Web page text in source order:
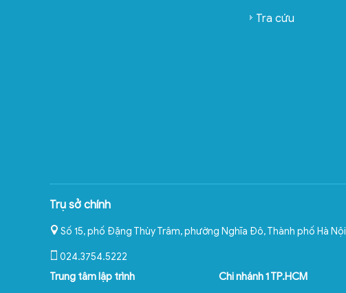
Tra cứu
Trụ sở chính
Số 15, phố Đặng Thùy Trâm, phường Nghĩa Đô,Thành phố Hà Nội
024.3754.5222
Trung tâm lập trình Chi nhánh 1 TP.HCM